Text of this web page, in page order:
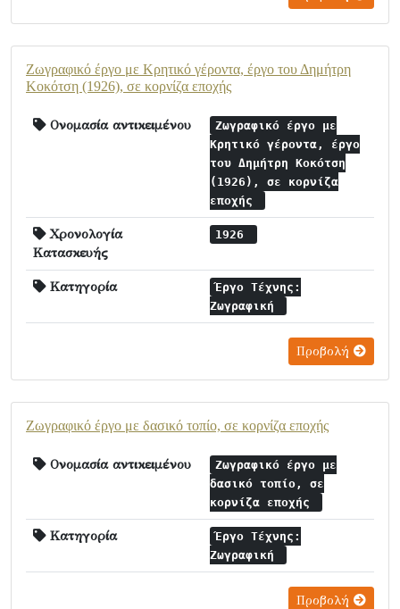
Ζωγραφικό έργο με Κρητικό γέροντα, έργο του Δημήτρη
Κοκότση (1926), σε κορνίζα εποχής
Ονομασία αντικειμένου
Ζωγραφικό έργο με
Κρητικό γέροντα, έργο
του Δημήτρη Κοκότση
(1926), σε κορνίζα
εποχής
Χρονολογία
Κατασκευής
1926
Κατηγορία
Έργο Τέχνης:
Ζωγραφική
Προβολή
Ζωγραφικό έργο με δασικό τοπίο, σε κορνίζα εποχής
Ονομασία αντικειμένου
Ζωγραφικό έργο με
δασικό τοπίο, σε
κορνίζα εποχής
Κατηγορία
Έργο Τέχνης:
Ζωγραφική
Προβολή